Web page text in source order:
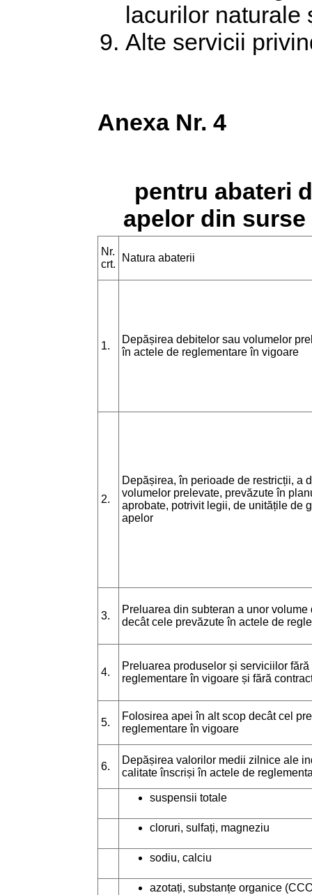
lacurilor naturale
Alte servicii
Anexa Nr. 4
pentru abateri
apelor din
Nr.
crt.
Natura abaterii
1.
Depășirea debitelor sau volumelor
în actele de reglementare în vigoare
2.
Depășirea, în perioade de restricții, a
volumelor prelevate, prevăzute în
aprobate, potrivit legii, de unitățile de
apelor
3.
Preluarea din subteran a unor volume
decât cele prevăzute în actele de
4.
Preluarea produselor și serviciilor fără
reglementare în vigoare și fără
5.
Folosirea apei în alt scop decât cel
reglementare în vigoare
6.
Depășirea valorilor medii zilnice ale
calitate înscriși în actele de
suspensii totale
cloruri, sulfați, magneziu
sodiu, calciu
azotați, substanțe organice